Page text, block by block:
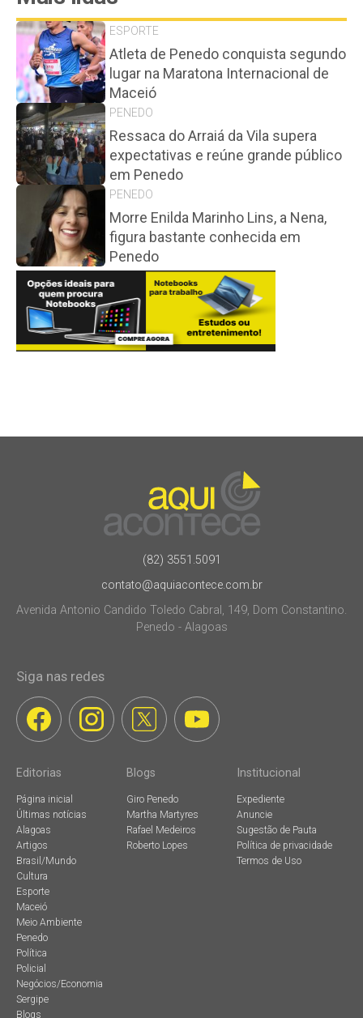
ESPORTE
Atleta de Penedo conquista segundo
lugar na Maratona Internacional de
Maceió
PENEDO
Ressaca do Arraiá da Vila supera
expectativas e reúne grande público
em Penedo
PENEDO
Morre Enilda Marinho Lins, a Nena,
figura bastante conhecida em
Penedo
(82) 3551.5091
contato@aquiacontece.com.br
Avenida Antonio Candido Toledo Cabral, 149, Dom Constantino.
Penedo - Alagoas
Siga nas redes
Editorias
Página inicial
Últimas notícias
Alagoas
Artigos
Brasil/Mundo
Cultura
Esporte
Maceió
Meio Ambiente
Penedo
Política
Policial
Negócios/Economia
Sergipe
Blogs
Blogs
Giro Penedo
Martha Martyres
Rafael Medeiros
Roberto Lopes
Institucional
Expediente
Anuncie
Sugestão de Pauta
Política de privacidade
Termos de Uso